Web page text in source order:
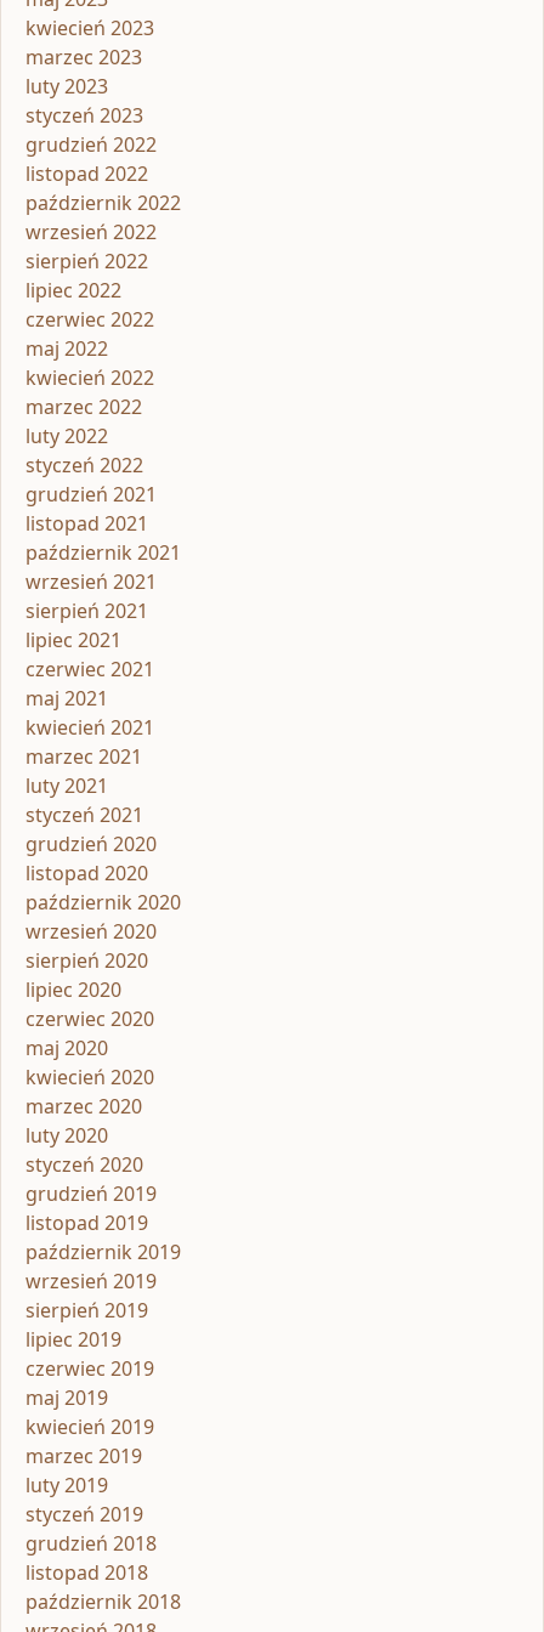
kwiecień 2023
marzec 2023
luty 2023
styczeń 2023
grudzień 2022
listopad 2022
październik 2022
wrzesień 2022
sierpień 2022
lipiec 2022
czerwiec 2022
maj 2022
kwiecień 2022
marzec 2022
luty 2022
styczeń 2022
grudzień 2021
listopad 2021
październik 2021
wrzesień 2021
sierpień 2021
lipiec 2021
czerwiec 2021
maj 2021
kwiecień 2021
marzec 2021
luty 2021
styczeń 2021
grudzień 2020
listopad 2020
październik 2020
wrzesień 2020
sierpień 2020
lipiec 2020
czerwiec 2020
maj 2020
kwiecień 2020
marzec 2020
luty 2020
styczeń 2020
grudzień 2019
listopad 2019
październik 2019
wrzesień 2019
sierpień 2019
lipiec 2019
czerwiec 2019
maj 2019
kwiecień 2019
marzec 2019
luty 2019
styczeń 2019
grudzień 2018
listopad 2018
październik 2018